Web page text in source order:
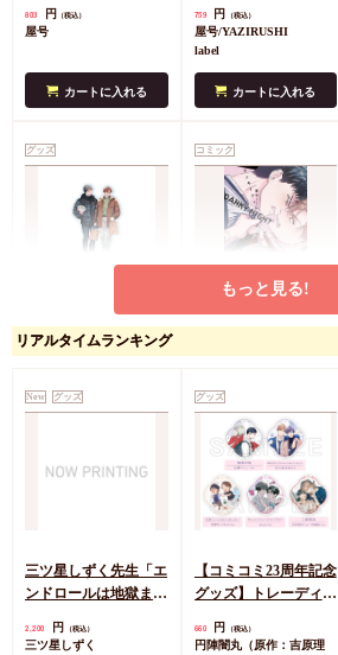
803 円 （税込）
屋号
カートに入れる
759 円 （税込）
屋号/YAZIRUSHI
label
カートに入れる
グッズ
アクリルスタンド
「iHZ［アイハーツ］
ア」10/「ダンキーナ
イト」屋号先生(描き
屋号
コミック
ダンキーナイト【有償
ナイト』12P小冊子
円（税込）
カートに入れる
もっと見る!
リアルタイムランキング
New グッズ
三ツ星しずく先生「エ
ンドロールは地獄まで
ズ 小犬丸嵐サイン入
2,200 円 （税込）
三ツ星しずく
グッズ
【コミコミ23周年記念
グッズ】トレーディン
＜B＞（全5種）
660 円 （税込）
円陣闇丸（原作：吉原理